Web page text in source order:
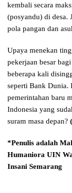
kembali secara
(posyandu) di desa.
pola pangan dan
Upaya menekan
pekerjaan besar
beberapa kali
seperti Bank Dunia.
pemerintahan baru
Indonesia yang
suram masa depan?
*Penulis adalah
Humaniora UIN
Insani Semarang